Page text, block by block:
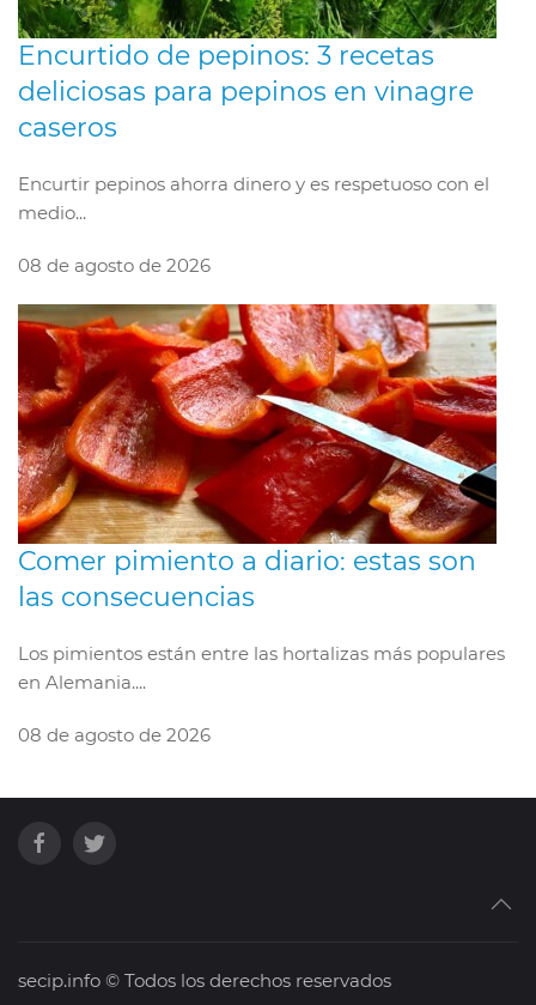
Encurtido de pepinos: 3 recetas
deliciosas para pepinos en vinagre
caseros
Encurtir pepinos ahorra dinero y es respetuoso con el
medio...
08 de agosto de 2026
Comer pimiento a diario: estas son
las consecuencias
Los pimientos están entre las hortalizas más populares
en Alemania....
08 de agosto de 2026
secip.info © Todos los derechos reservados